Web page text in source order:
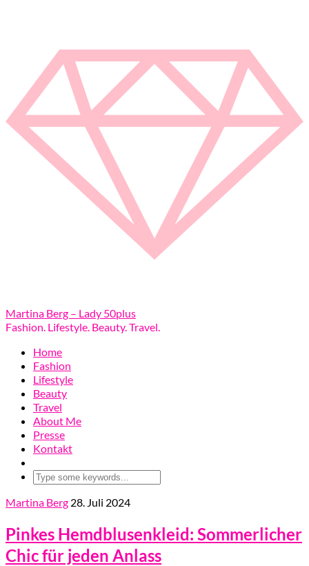
Martina Berg – Lady 50plus
Fashion. Lifestyle. Beauty. Travel.
Home
Fashion
Lifestyle
Beauty
Travel
About Me
Presse
Kontakt
Martina Berg 28. Juli 2024
Pinkes Hemdblusenkleid: Sommerlicher
Chic für jeden Anlass